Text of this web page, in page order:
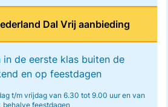
Dal Vrij aanbieding
in de eerste klas buiten de
en op feestdagen
t/m vrijdag van 6.30 tot 9.00 uur en van
behalve feestdagen